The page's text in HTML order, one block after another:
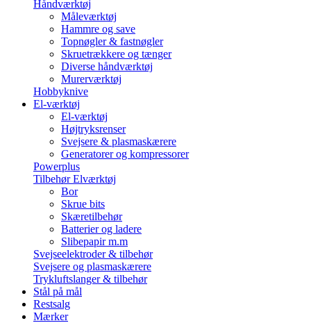
Håndværktøj
Måleværktøj
Hammre og save
Topnøgler & fastnøgler
Skruetrækkere og tænger
Diverse håndværktøj
Murerværktøj
Hobbyknive
El-værktøj
El-værktøj
Højtryksrenser
Svejsere & plasmaskærere
Generatorer og kompressorer
Powerplus
Tilbehør Elværktøj
Bor
Skrue bits
Skæretilbehør
Batterier og ladere
Slibepapir m.m
Svejseelektroder & tilbehør
Svejsere og plasmaskærere
Trykluftslanger & tilbehør
Stål på mål
Restsalg
Mærker